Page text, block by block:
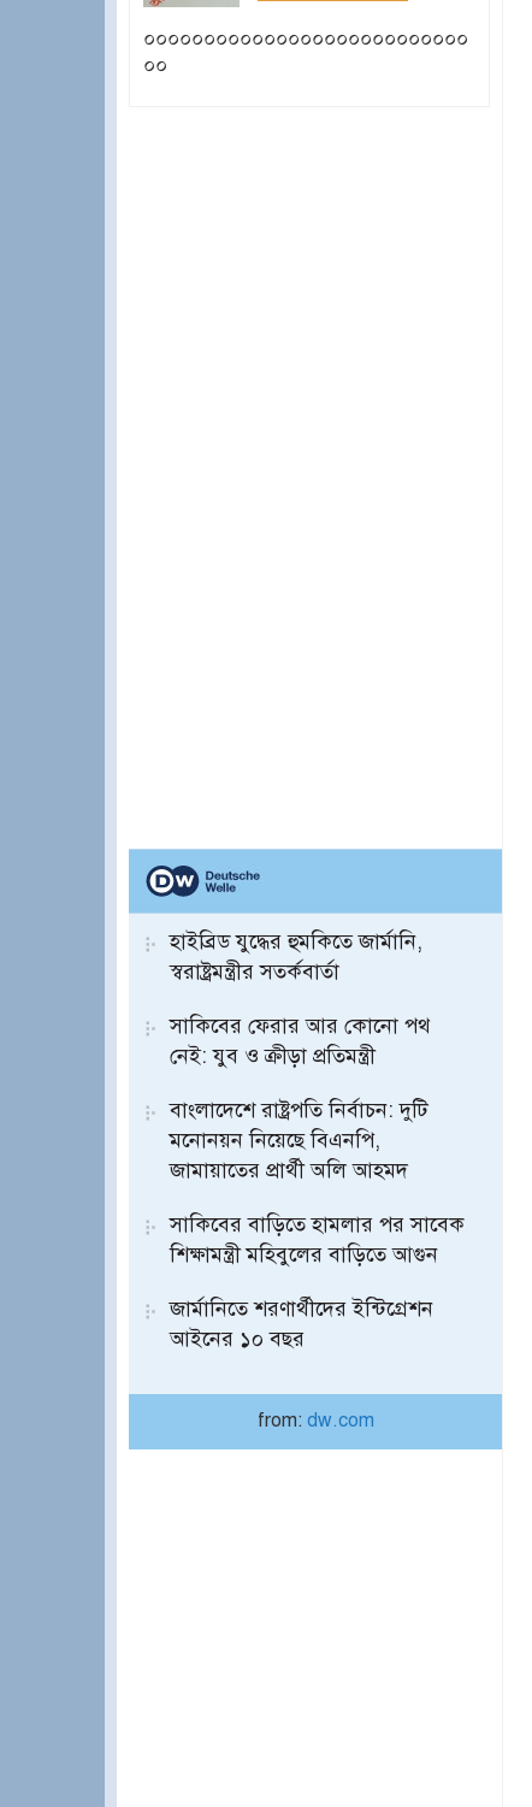
০০০০০০০০০০০০০০০০০০০০০০০০০০০
০০
হাইব্রিড যুদ্ধের হুমকিতে জার্মানি,
স্বরাষ্ট্রমন্ত্রীর সতর্কবার্তা
সাকিবের ফেরার আর কোনো পথ
নেই: যুব ও ক্রীড়া প্রতিমন্ত্রী
বাংলাদেশে রাষ্ট্রপতি নির্বাচন: দুটি
মনোনয়ন নিয়েছে বিএনপি,
জামায়াতের প্রার্থী অলি আহমদ
সাকিবের বাড়িতে হামলার পর সাবেক
শিক্ষামন্ত্রী মহিবুলের বাড়িতে আগুন
জার্মানিতে শরণার্থীদের ইন্টিগ্রেশন
আইনের ১০ বছর
from: dw.com